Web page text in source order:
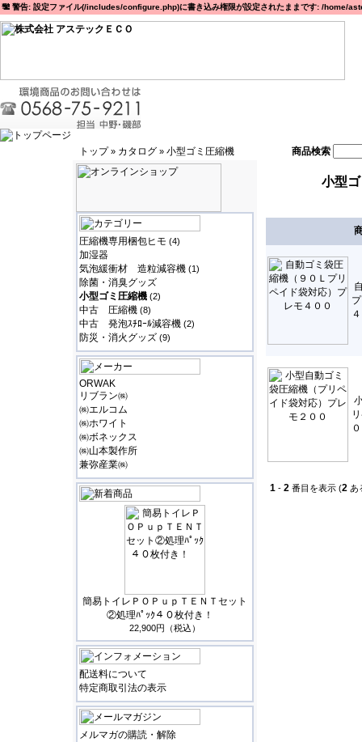
警告: 設定ファイル(/includes/configure.php)に書き込み権限が設定されたままです: /
トップ» カタログ » 小型ゴミ圧縮機 商品検索
圧縮機専用梱包ヒモ (4)
加湿器
気泡緩衝材 造粒減容機 (1)
除菌・消臭グッズ
小型ゴミ圧縮機 (2)
中古 圧縮機 (8)
中古 発泡ｽﾁﾛｰﾙ減容機 (2)
防災・消火グッズ (9)
ORWAK
リブラン㈱
㈱エルコム
㈱ホワイト
㈱ボネックス
㈱山本製作所
兼弥産業㈱
簡易トイレＰＯＰｕｐＴＥＮＴセット
②処理ﾊﾟｯｸ４０枚付き！
22,900円（税込）
配送料について
特定商取引法の表示
メルマガの購読・解除
小型
1 - 2 番目を表示 (2 あ